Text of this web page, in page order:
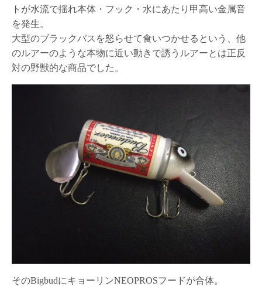
トが水流で揺れ本体・フック・水にあたり甲高い金属音
を発生。
大型のブラックバスを怒らせて食いつかせるという、他
のルアーのような本物に近い動きで誘うルアーとは正反
対の野獣的な商品でした。
そのBigbudにキョーリンNEOPROSフードが合体。